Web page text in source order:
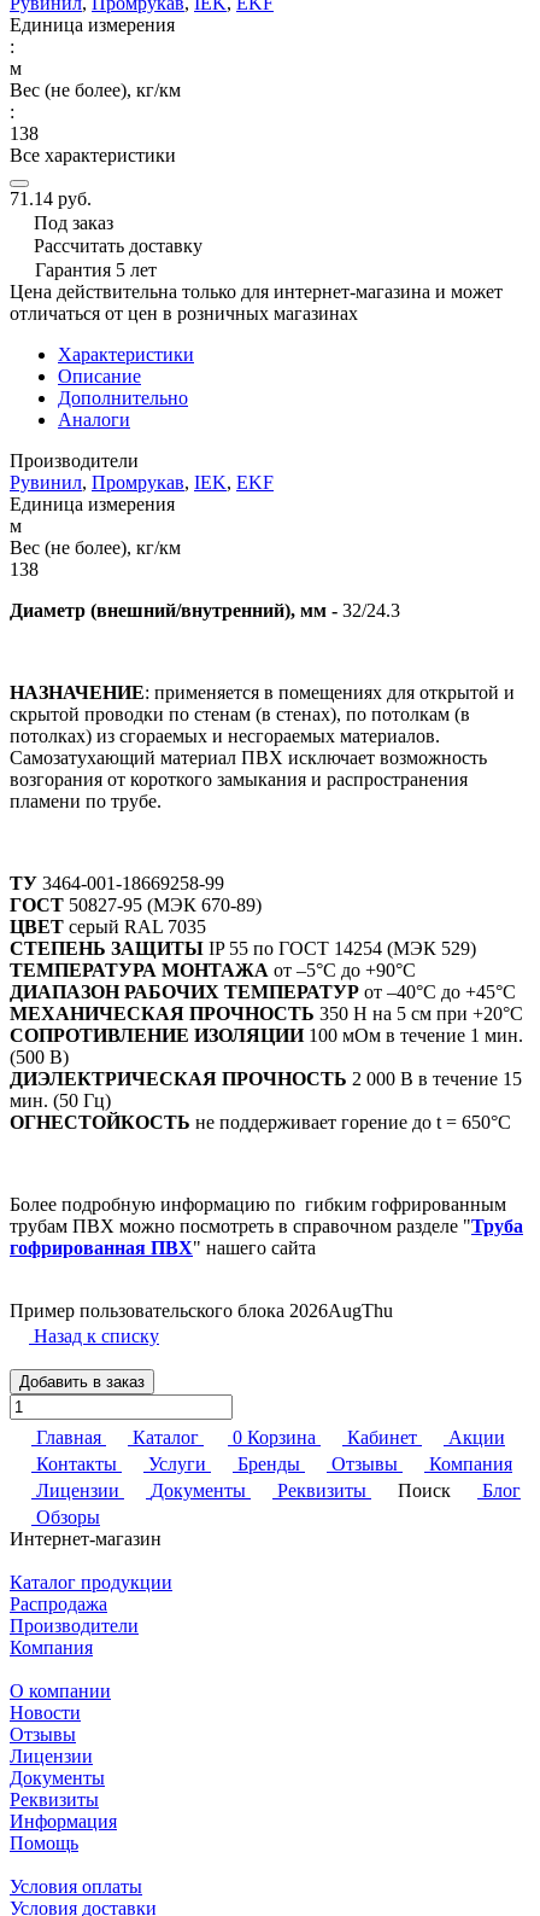
Единица измерения
:
м
Вес (не более), кг/км
:
138
Все характеристики
71.14 руб.
Под заказ
Рассчитать доставку
Гарантия 5 лет
Цена действительна только для интернет-магазина и может
отличаться от цен в розничных магазинах
Характеристики
Описание
Дополнительно
Аналоги
Производители
Рувинил, Промрукав, IEK, EKF
Единица измерения
м
Вес (не более), кг/км
138
Диаметр (внешний/внутренний), мм - 32/24.3
НАЗНАЧЕНИЕ: применяется в помещениях для открытой и
скрытой проводки по стенам (в стенах), по потолкам (в
потолках) из сгораемых и несгораемых материалов.
Самозатухающий материал ПВХ исключает возможность
возгорания от короткого замыкания и распространения
пламени по трубе.
ТУ 3464-001-18669258-99
ГОСТ 50827-95 (МЭК 670-89)
ЦВЕТ серый RAL 7035
СТЕПЕНЬ ЗАЩИТЫ IP 55 по ГОСТ 14254 (МЭК 529)
ТЕМПЕРАТУРА МОНТАЖА от –5°С до +90°С
ДИАПАЗОН РАБОЧИХ ТЕМПЕРАТУР от –40°С до +45°С
МЕХАНИЧЕСКАЯ ПРОЧНОСТЬ 350 Н на 5 см при +20°С
СОПРОТИВЛЕНИЕ ИЗОЛЯЦИИ100 мОм в течение 1 мин.
(500 В)
ДИЭЛЕКТРИЧЕСКАЯ ПРОЧНОСТЬ 2 000 В в течение 15
мин. (50 Гц)
ОГНЕСТОЙКОСТЬ не поддерживает горение до t = 650°С
Более подробную информацию по гибким гофрированным
трубам ПВХ можно посмотреть в справочном разделе "Труба
гофрированная ПВХ" нашего сайта
Пример пользовательского блока 2026AugThu
Назад к списку
Добавить в заказ
Главная Каталог 0 Корзина Кабинет
Акции
Контакты
Услуги Бренды Отзывы
Компания
Лицензии
Документы Реквизиты Поиск
Блог
Обзоры
Интернет-магазин
Каталог продукции
Распродажа
Производители
Компания
О компании
Новости
Отзывы
Лицензии
Документы
Реквизиты
Информация
Помощь
Условия оплаты
Условия доставки